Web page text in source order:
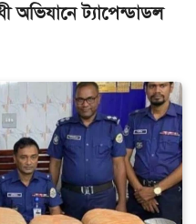
অভিযানে ট্যাপেন্ডাডল